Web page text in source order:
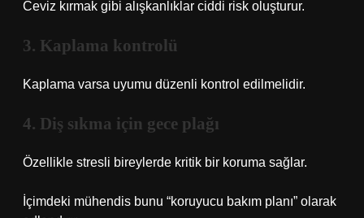
Ceviz kırmak gibi alışkanlıklar ciddi risk oluşturur.
3. Kaplama kontrolü
Kaplama varsa uyumu düzenli kontrol edilmelidir.
4. Diş sıkma için gece plağı
Özellikle stresli bireylerde kritik bir koruma sağlar.
İçimdeki mühendis bunu “koruyucu bakım planı” olarak